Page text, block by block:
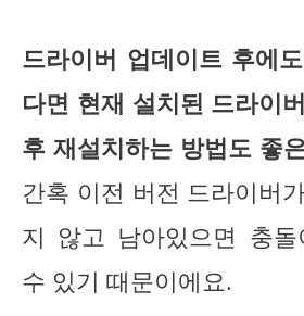
드라이버 업데이트 후에
다면 현재 설치된 드라이
후 재설치하는 방법도 좋
간혹 이전 버전 드라이버
지 않고 남아있으면 충
수 있기 때문이에요.